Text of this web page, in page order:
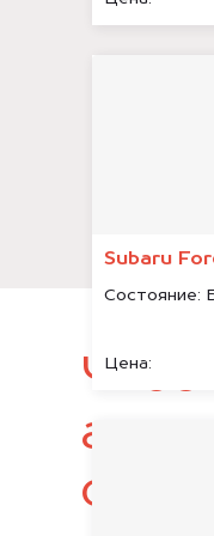
Subaru
Состояние:
Цена: